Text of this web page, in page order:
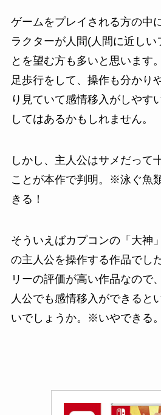
ゲームをプレイされる方の中
ラクターが人間(人間に近しい
とを望む方も多いと思います
足歩行をして、操作も分かり
り見ていて感情移入がしやす
してはあるかもしれません。
しかし、 主人公はサメだって
ことが本作で判明。
※泳ぐ魚
きる！
そういえばカプコンの「大神
の主人公を操作する作品でし
リーの評価が高い作品なので
人公でも感情移入ができると
いでしょうか。
※いやできる。